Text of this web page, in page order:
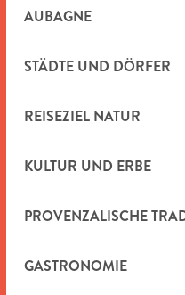
AUBAGNE
STÄDTE UND DÖRFER
REISEZIEL NATUR
KULTUR UND ERBE
PROVENZALISCHE
GASTRONOMIE
À AUBAGNE